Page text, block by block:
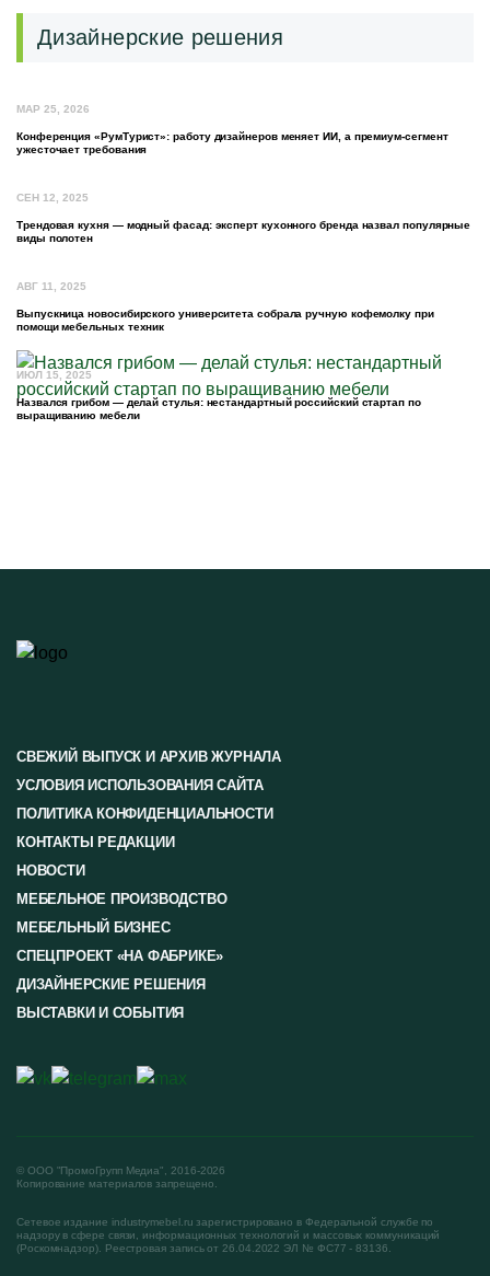
Дизайнерские решения
МАР 25, 2026
Конференция «РумТурист»: работу дизайнеров меняет ИИ, а премиум-сегмент
ужесточает требования
СЕН 12, 2025
Трендовая кухня — модный фасад: эксперт кухонного бренда назвал популярные
виды полотен
АВГ 11, 2025
Выпускница новосибирского университета собрала ручную кофемолку при
помощи мебельных техник
ИЮЛ 15, 2025
Назвался грибом — делай стулья: нестандартный российский стартап по
выращиванию мебели
© ООО "ПромоГрупп Медиа", 2016-2026
Копирование материалов запрещено.
СВЕЖИЙ ВЫПУСК И АРХИВ ЖУРНАЛА
УСЛОВИЯ ИСПОЛЬЗОВАНИЯ САЙТА
ПОЛИТИКА КОНФИДЕНЦИАЛЬНОСТИ
КОНТАКТЫ РЕДАКЦИИ
НОВОСТИ
МЕБЕЛЬНОЕ ПРОИЗВОДСТВО
МЕБЕЛЬНЫЙ БИЗНЕС
СПЕЦПРОЕКТ «НА ФАБРИКЕ»
ДИЗАЙНЕРСКИЕ РЕШЕНИЯ
ВЫСТАВКИ И СОБЫТИЯ
Сетевое издание industrymebel.ru зарегистрировано в Федеральной службе по
надзору в сфере связи, информационных технологий и массовых коммуникаций
(Роскомнадзор). Реестровая запись от 26.04.2022 ЭЛ № ФС77 - 83136.